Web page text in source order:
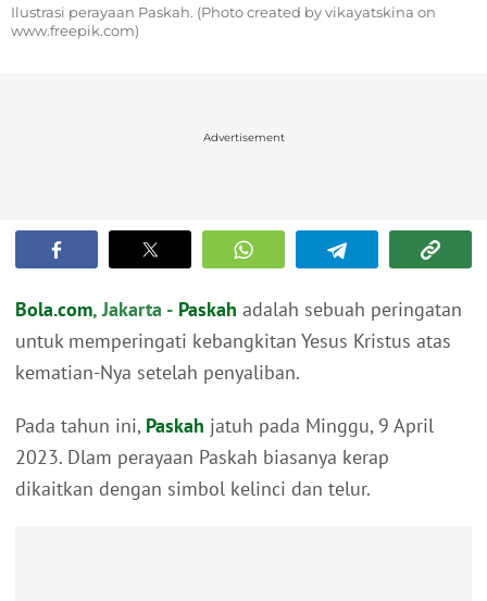
Ilustrasi perayaan Paskah. (Photo created by vikayatskina on
www.freepik.com)
Advertisement
Bola.com, Jakarta - Paskah adalah sebuah peringatan
untuk memperingati kebangkitan Yesus Kristus atas
kematian-Nya setelah penyaliban.
Pada tahun ini, Paskah jatuh pada Minggu, 9 April
2023. Dlam perayaan Paskah biasanya kerap
dikaitkan dengan simbol kelinci dan telur.